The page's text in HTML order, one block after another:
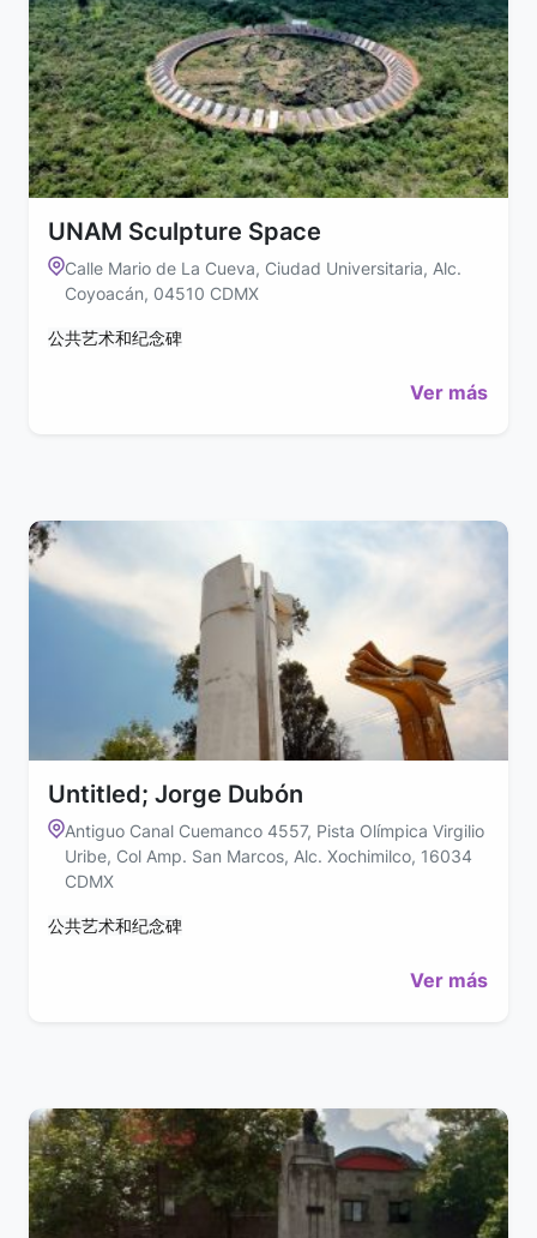
UNAM Sculpture Space
Calle Mario de La Cueva, Ciudad Universitaria, Alc.
Coyoacán, 04510 CDMX
公共艺术和纪念碑
Ver más
Untitled; Jorge Dubón
Antiguo Canal Cuemanco 4557, Pista Olímpica Virgilio
Uribe, Col Amp. San Marcos, Alc. Xochimilco, 16034
CDMX
公共艺术和纪念碑
Ver más